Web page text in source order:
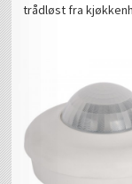
trådløst fra